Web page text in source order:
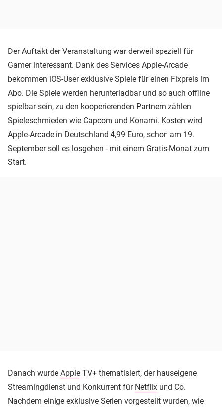
Der Auftakt der Veranstaltung war derweil speziell für
Gamer interessant. Dank des Services Apple-Arcade
bekommen iOS-User exklusive Spiele für einen Fixpreis im
Abo. Die Spiele werden herunterladbar und so auch offline
spielbar sein, zu den kooperierenden Partnern zählen
Spieleschmieden wie Capcom und Konami. Kosten wird
Apple-Arcade in Deutschland 4,99 Euro, schon am 19.
September soll es losgehen - mit einem Gratis-Monat zum
Start.
Danach wurde Apple TV+ thematisiert, der hauseigene
Streamingdienst und Konkurrent für Netflix und Co.
Nachdem einige exklusive Serien vorgestellt wurden, wie